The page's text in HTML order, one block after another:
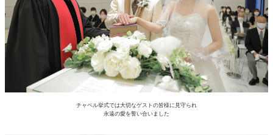
チャペル挙式では大切なゲストの皆様に見守られ
永遠の愛を誓い合いました